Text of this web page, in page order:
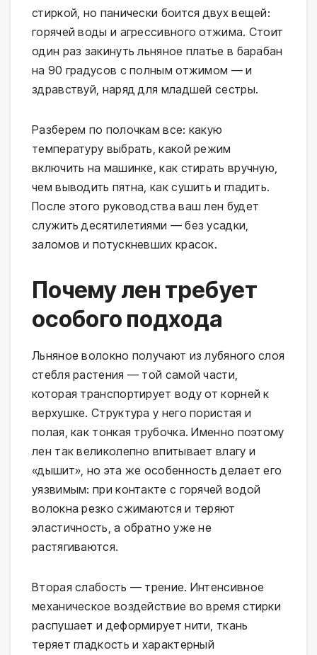
стиркой, но панически боится двух вещей:
горячей воды и агрессивного отжима. Стоит
один раз закинуть льняное платье в барабан
на 90 градусов с полным отжимом — и
здравствуй, наряд для младшей сестры.
Разберем по полочкам все: какую
температуру выбрать, какой режим
включить на машинке, как стирать вручную,
чем выводить пятна, как сушить и гладить.
После этого руководства ваш лен будет
служить десятилетиями — без усадки,
заломов и потускневших красок.
Почему лен требует
особого подхода
Льняное волокно получают из лубяного слоя
стебля растения — той самой части,
которая транспортирует воду от корней к
верхушке. Структура у него пористая и
полая, как тонкая трубочка. Именно поэтому
лен так великолепно впитывает влагу и
«дышит», но эта же особенность делает его
уязвимым: при контакте с горячей водой
волокна резко сжимаются и теряют
эластичность, а обратно уже не
растягиваются.
Вторая слабость — трение. Интенсивное
механическое воздействие во время стирки
распушает и деформирует нити, ткань
теряет гладкость и характерный